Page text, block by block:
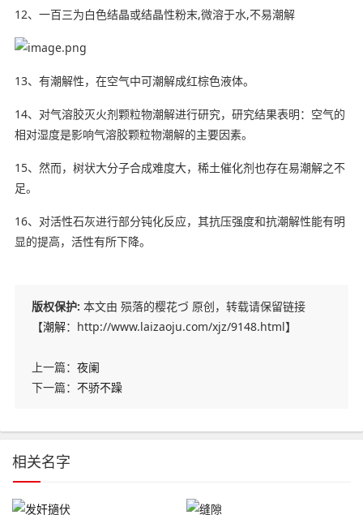
12、一百三为白色结晶或结晶性粉末,微溶于水,不易潮解
13、有潮解性，在空气中可潮解成红棕色液体。
14、对气溶胶灭火剂颗粒物潮解进行研究，研究结果表明：空气的
相对湿度是影响气溶胶颗粒物潮解的主要因素。
15、然而，树状大分子合成难度大，稀土催化剂也存在易潮解之不
足。
16、对活性石灰进行部分钝化反应，其抗压强度和抗潮解性能有明
显的提高，活性有所下降。
版权保护: 本文由 殒落的樱花づ 原创，转载请保留链接
【潮解：http://www.laizaoju.com/xjz/9148.html】
上一篇： 夜阑
下一篇： 不骄不躁
相关名字